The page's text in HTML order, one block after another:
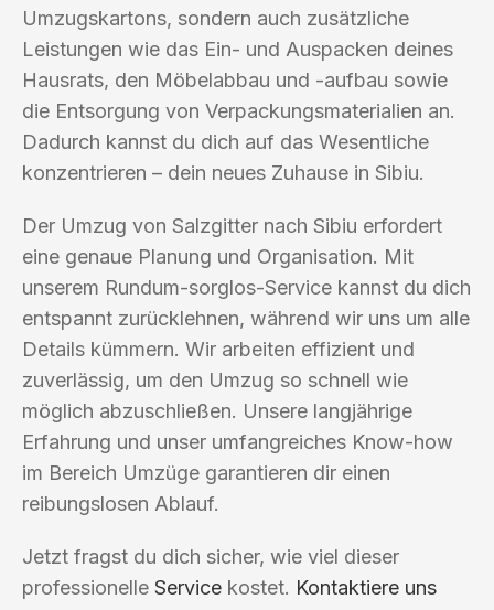
Umzugskartons, sondern auch zusätzliche
Leistungen wie das Ein- und Auspacken deines
Hausrats, den Möbelabbau und -aufbau sowie
die Entsorgung von Verpackungsmaterialien an.
Dadurch kannst du dich auf das Wesentliche
konzentrieren – dein neues Zuhause in Sibiu.
Der Umzug von Salzgitter nach Sibiu erfordert
eine genaue Planung und Organisation. Mit
unserem Rundum-sorglos-Service kannst du dich
entspannt zurücklehnen, während wir uns um alle
Details kümmern. Wir arbeiten effizient und
zuverlässig, um den Umzug so schnell wie
möglich abzuschließen. Unsere langjährige
Erfahrung und unser umfangreiches Know-how
im Bereich Umzüge garantieren dir einen
reibungslosen Ablauf.
Jetzt fragst du dich sicher, wie viel dieser
professionelle Service kostet. Kontaktiere uns